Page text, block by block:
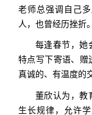
老师总强调自己
人，也曾经历挫折
每逢春节，她
特点写下寄语、赠
真诚的、有温度的
董欣认为，教
生长规律，允许